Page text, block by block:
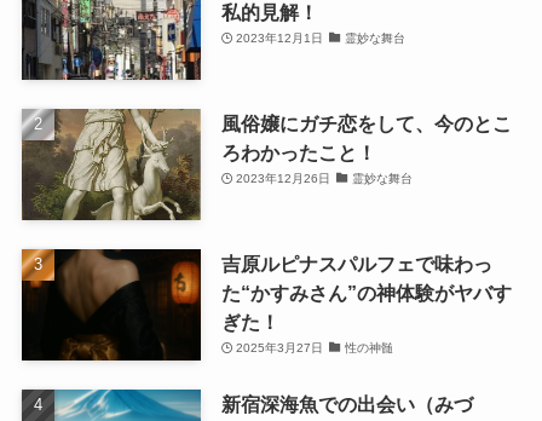
私的見解！
2023年12月1日 霊妙な舞台
風俗嬢にガチ恋をして、今のとこ
ろわかったこと！
2023年12月26日 霊妙な舞台
吉原ルピナスパルフェで味わっ
た“かすみさん”の神体験がヤバす
ぎた！
2025年3月27日 性の神髄
新宿深海魚での出会い（みづ